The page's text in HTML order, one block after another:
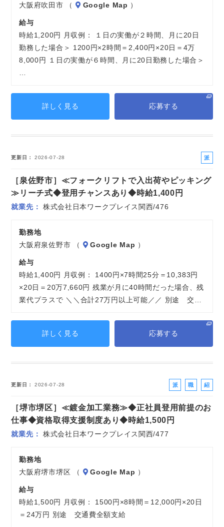
大阪府吹田市 （
Google Map ）
給与
時給1,200円 月収例： １日の実働が２時間、月に20日
勤務した場合＞ 1200円×2時間＝2,400円×20日＝4万
8,000円 １日の実働が６時間、月に20日勤務した場合＞
詳しく見る 応募する
更新日 2026-07-28
派
社
［泉佐野市］≪フォークリフトで入出荷やピッキング
≫リーチ式◆登用チャンスあり◆時給1,400円
就業先 株式会社日本ワークプレイス関西/476
勤務地
大阪府泉佐野市 （
Google Map ）
給与
時給1,400円 月収例： 1400円×7時間25分＝10,383円
×20日＝20万7,660円 残業が月に40時間だった場合、残
業代プラスで ＼＼合計27万円以上可能／／ 別途 交…
詳しく見る 応募する
更新日 2026-07-28
派
社
員
職
紹
紹
予
［堺市堺区］≪鍍金加工業務≫◆正社員登用前提のお
仕事◆資格取得支援制度あり◆時給1,500円
就業先 株式会社日本ワークプレイス関西/477
勤務地
大阪府堺市堺区 （
Google Map ）
給与
時給1,500円 月収例： 1500円×8時間＝12,000円×20日
＝24万円 別途 交通費全額支給